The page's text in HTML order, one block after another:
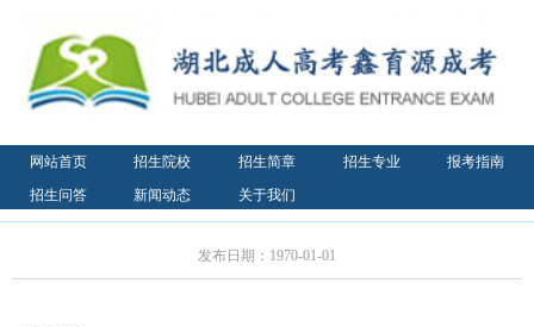
网站首页 招生院校 招生简章 招生专业
报考指南
招生问答
新闻动态 关于我们
发布日期：1970-01-01